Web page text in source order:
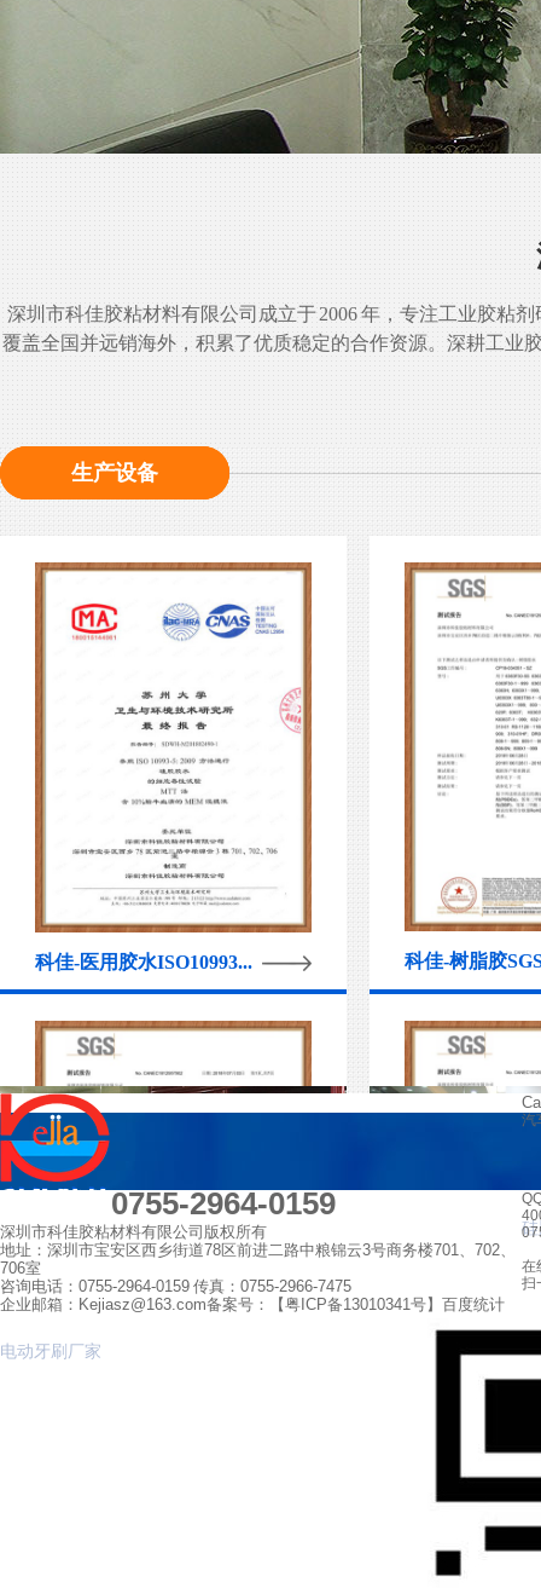
深圳市科佳胶粘材料有限公司成立于 2006 年，专注工业胶粘
覆盖全国并远销海外，积累了优质稳定的合作资源。深耕工业
荣誉证书
团队风采
生产设备
科佳-医用胶水ISO10993... 科佳-树脂胶
科佳-会议厅展
0755-2964-0159
深圳市科佳胶粘材料有限公司 版权所有
地址：深圳市宝安区西乡街道78区前进二路中粮锦云3号商务楼701、702、
706室
咨询电话：0755-2964-0159 传真：0755-2966-7475
企业邮箱：Kejiasz@163.com备案号：【粤ICP备13010341号】 百度统计
汽
电动牙刷厂家
在
扫